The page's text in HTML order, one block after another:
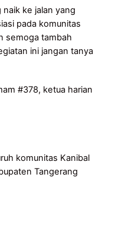
ke jalan yang
pada komunitas
semoga tambah
ini jangan tanya
#378, ketua harian
komunitas Kanibal
Tangerang